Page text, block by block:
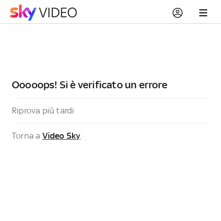
Ooooops! Si è verificato un errore
Riprova più tardi
Torna a Video Sky